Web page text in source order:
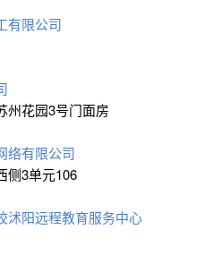
有限公司
州花园3号门面房
络有限公司
侧3单元106
沭阳远程教育服务中心